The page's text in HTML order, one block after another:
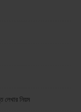
লেখার নিয়ম